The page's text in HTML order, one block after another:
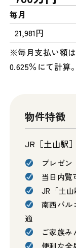
毎月
21,981円
※毎月支払い額
0.625％にて計算。
物件特徴
JR［土山駅
プレゼン
当日内覧
JR「土山
南西バル
適
ご家族み
便利な全